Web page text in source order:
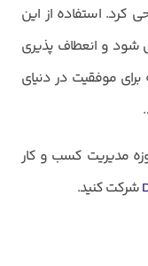
کرد. استفاده از این
شود و انعطاف پذیری
موفقیت در دنیای
مدیریت کسب و کار
شرکت کنید.